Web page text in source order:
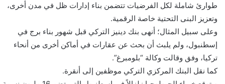
طوارئ شاملة لكل الفرضيات تتضمن بناء إدارات ظل في مدن أخرى،
وتعزيز البنى التحتية خاصة الرقمية.
وعلى سبيل المثال؛ أنهى بنك دينيز التركي قبل شهور بناء برج في
إسطنبول، ولم يلبث أن بحث عن عقارات في أماكن أخرى من أنحاء
تركيا، وفق وقالت وكالة “بلومبرغ”.
كما نقل البنك المركزي التركي موظفين إلى أنقرة.